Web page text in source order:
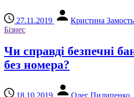
27.11.2019
Кристина
Бізнес
Чи справді безпечні
без номера?
18.10.2019
Олег Пилипенко